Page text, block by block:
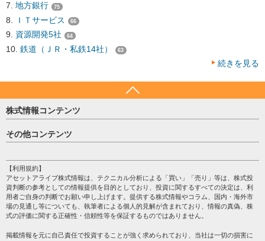
地方銀行 75
ＩＴサービス 66
資源開発5社 64
鉄道（ＪＲ・私鉄14社） 63
続きを見る
株式情報コンテンツ
日経平均
売買シグナル
注目銘柄
株テーマ情報
海外市況
投資カレンダー
格付け情報
その他コンテンツ
個人情報保護方針
プライバシーポリシー
会社案内
サイトマップ
過去データ
【利用規約】
アセットアライブ株式情報は、テクニカル分析による「買い」「売り」等は、株式投
資判断の参考としての情報提供を目的としており、投資に関するすべての決定は、利
用者ご自身の判断でお願い申し上げます。提供する株式情報やコラム、国内・海外市
場の見通し等についても、執筆者による個人的見解が含まれており、情報の真偽、株
式の評価に関する正確性・信頼性等を保証するものではありません。
掲載情報を元に自己責任で投資することが強く求められており、当社は一切の損害に